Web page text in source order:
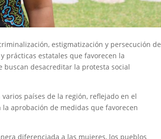
estigmatización y persecución de
prácticas estatales que favorecen la
buscan desacreditar la protesta social
países de la región, reflejado en el
aprobación de medidas que favorecen
diferenciada a las mujeres, los pueblos